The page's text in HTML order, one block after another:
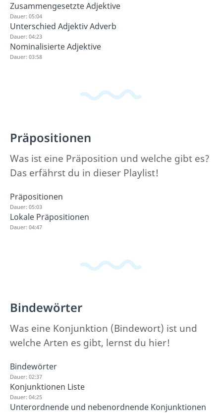
Zusammengesetzte Adjektive
Dauer: 05:04
Unterschied Adjektiv Adverb
Dauer: 04:23
Nominalisierte Adjektive
Dauer: 03:58
Präpositionen
Was ist eine Präposition und welche gibt es?
Das erfährst du in dieser Playlist!
Präpositionen
Dauer: 05:03
Lokale Präpositionen
Dauer: 04:47
Bindewörter
Was eine Konjunktion (Bindewort) ist und
welche Arten es gibt, lernst du hier!
Bindewörter
Dauer: 02:37
Konjunktionen Liste
Dauer: 04:25
Unterordnende und nebenordnende Konjunktionen